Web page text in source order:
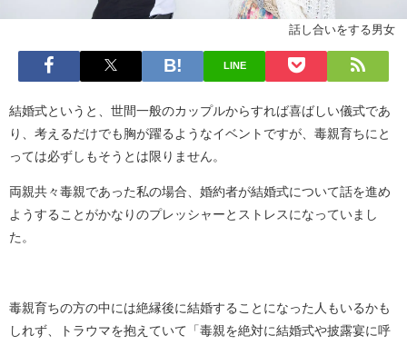
話し合いをする男女
LINE
結婚式というと、世間一般のカップルからすれば喜ばしい儀式であ
り、考えるだけでも胸が躍るようなイベントですが、毒親育ちにと
っては必ずしもそうとは限りません。
両親共々毒親であった私の場合、婚約者が結婚式について話を進め
ようすることがかなりのプレッシャーとストレスになっていまし
た。
毒親育ちの方の中には絶縁後に結婚することになった人もいるかも
しれず、トラウマを抱えていて「毒親を絶対に結婚式や披露宴に呼